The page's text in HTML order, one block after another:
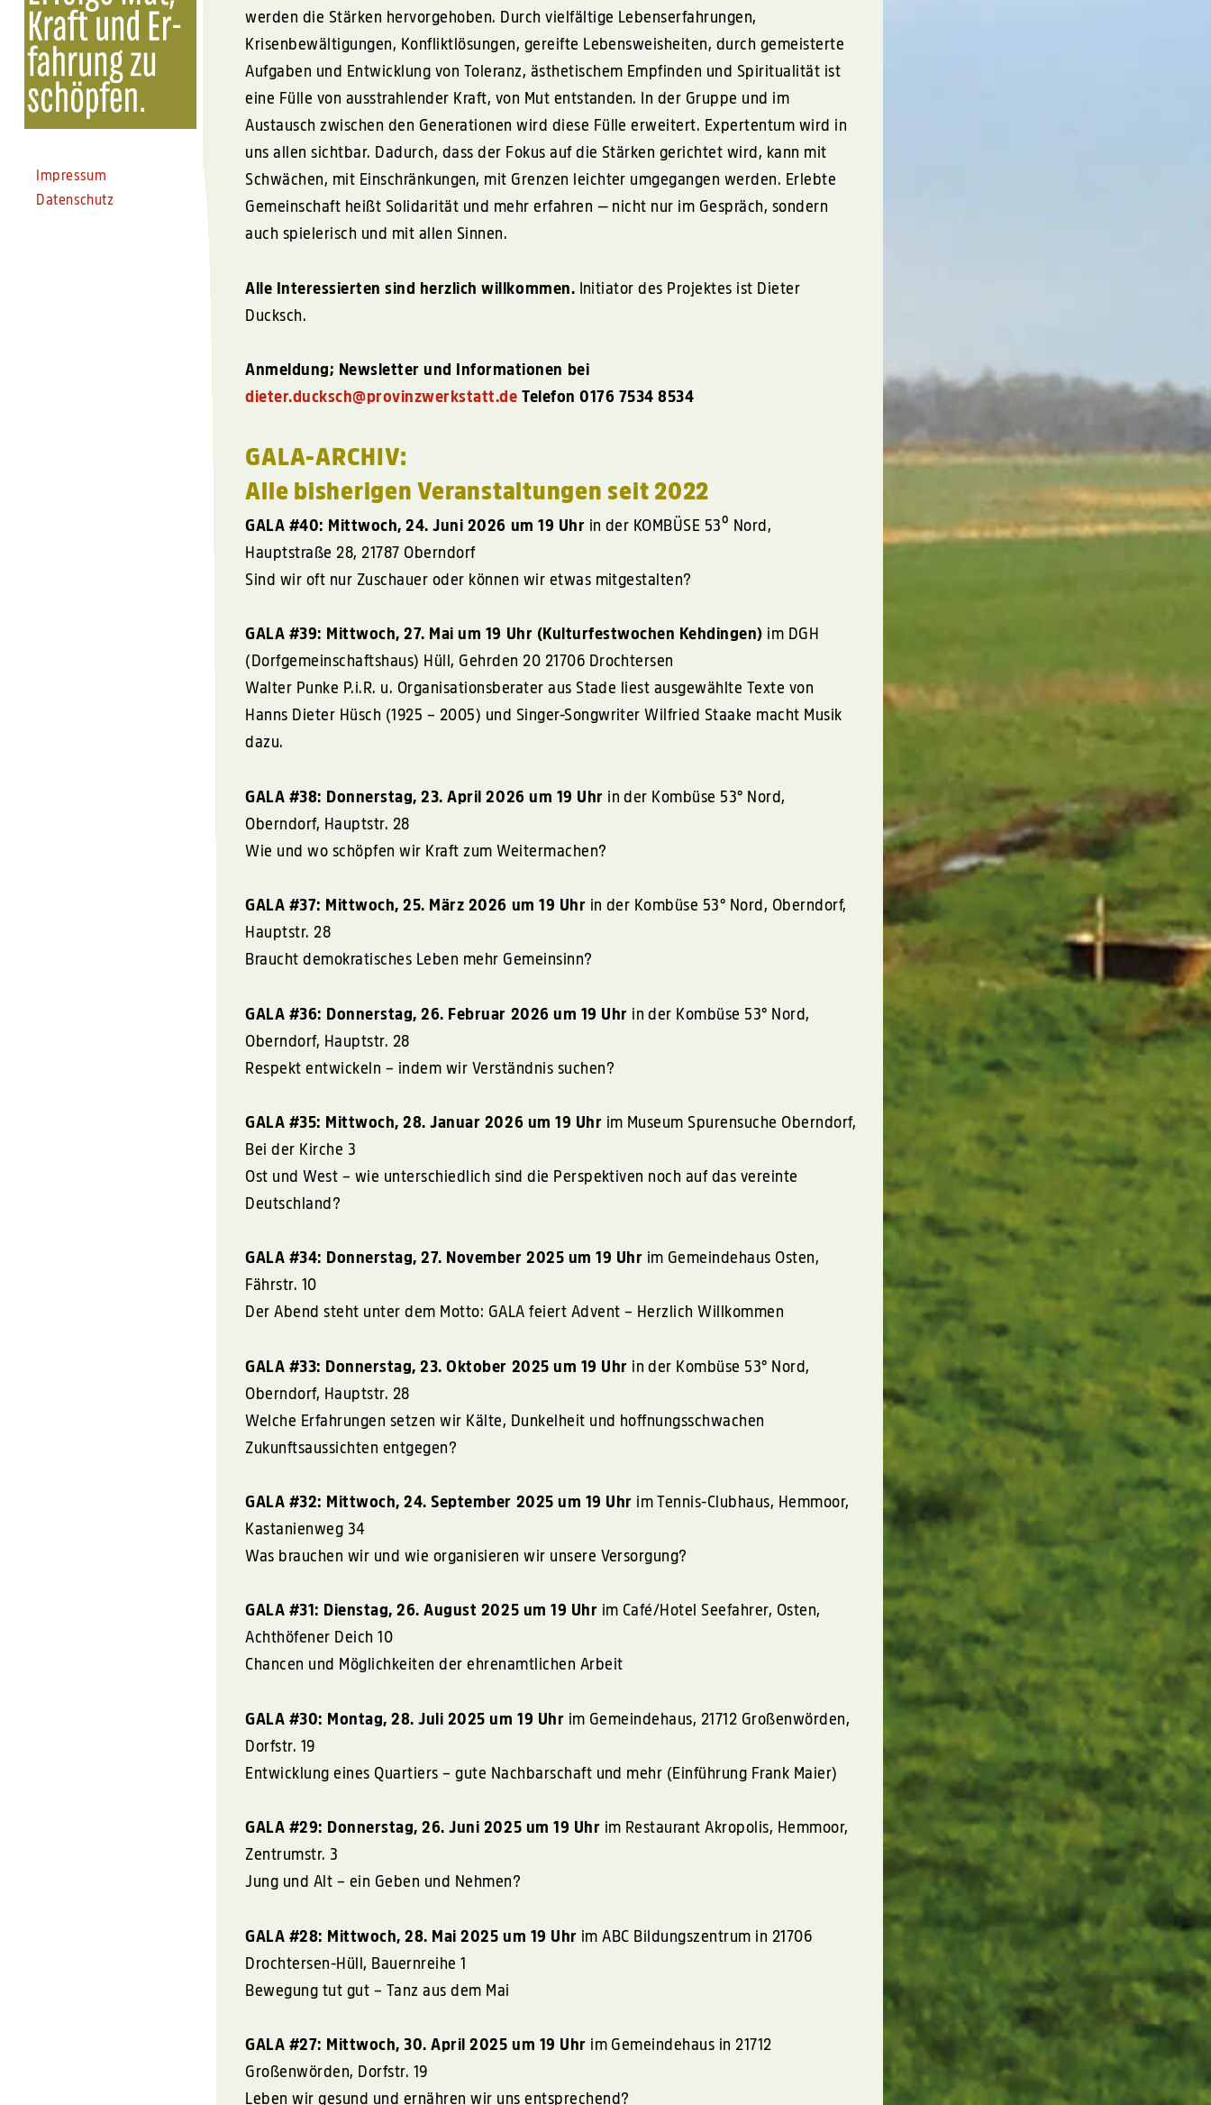
Impressum
Datenschutz
werden die Stärken hervorgehoben. Durch vielfältige Lebenserfahrungen,
Krisenbewältigungen, Konfliktlösungen, gereifte Lebensweisheiten, durch gemeisterte
Aufgaben und Entwicklung von Toleranz, ästhetischem Empfinden und Spiritualität ist
eine Fülle von ausstrahlender Kraft, von Mut entstanden. In der Gruppe und im
Austausch zwischen den Generationen wird diese Fülle erweitert. Expertentum wird in
uns allen sichtbar. Dadurch, dass der Fokus auf die Stärken gerichtet wird, kann mit
Schwächen, mit Einschränkungen, mit Grenzen leichter umgegangen werden. Erlebte
Gemeinschaft heißt Solidarität und mehr erfahren — nicht nur im Gespräch, sondern
auch spielerisch und mit allen Sinnen.
Alle Interessierten sind herzlich willkommen. Initiator des Projektes ist Dieter
Ducksch.
Anmeldung; Newsletter und Informationen bei
dieter.ducksch@provinzwerkstatt.de Telefon 0176 7534 8534
GALA-ARCHIV:
Alle bisherigen Veranstaltungen seit 2022
GALA #40: Mittwoch, 24. Juni 2026 um 19 Uhr in der KOMBÜSE 53º Nord,
Hauptstraße 28, 21787 Oberndorf
Sind wir oft nur Zuschauer oder können wir etwas mitgestalten?
GALA #39: Mittwoch, 27. Mai um 19 Uhr (Kulturfestwochen Kehdingen) im DGH
(Dorfgemeinschaftshaus) Hüll, Gehrden 20 21706 Drochtersen
Walter Punke P.i.R. u. Organisationsberater aus Stade liest ausgewählte Texte von
Hanns Dieter Hüsch (1925 – 2005) und Singer-Songwriter Wilfried Staake macht Musik
dazu.
GALA #38: Donnerstag, 23. April 2026 um 19 Uhr in der Kombüse 53° Nord,
Oberndorf, Hauptstr. 28
Wie und wo schöpfen wir Kraft zum Weitermachen?
GALA #37: Mittwoch, 25. März 2026 um 19 Uhr in der Kombüse 53° Nord, Oberndorf,
Hauptstr. 28
Braucht demokratisches Leben mehr Gemeinsinn?
GALA #36: Donnerstag, 26. Februar 2026 um 19 Uhr in der Kombüse 53° Nord,
Oberndorf, Hauptstr. 28
Respekt entwickeln – indem wir Verständnis suchen?
GALA #35: Mittwoch, 28. Januar 2026 um 19 Uhr im Museum Spurensuche Oberndorf,
Bei der Kirche 3
Ost und West – wie unterschiedlich sind die Perspektiven noch auf das vereinte
Deutschland?
GALA #34: Donnerstag, 27. November 2025 um 19 Uhr im Gemeindehaus Osten,
Fährstr. 10
Der Abend steht unter dem Motto: GALA feiert Advent – Herzlich Willkommen
GALA #33: Donnerstag, 23. Oktober 2025 um 19 Uhr in der Kombüse 53° Nord,
Oberndorf, Hauptstr. 28
Welche Erfahrungen setzen wir Kälte, Dunkelheit und hoffnungsschwachen
Zukunftsaussichten entgegen?
GALA #32: Mittwoch, 24. September 2025 um 19 Uhr im Tennis-Clubhaus, Hemmoor,
Kastanienweg 34
Was brauchen wir und wie organisieren wir unsere Versorgung?
GALA #31: Dienstag, 26. August 2025 um 19 Uhr im Café/Hotel Seefahrer, Osten,
Achthöfener Deich 10
Chancen und Möglichkeiten der ehrenamtlichen Arbeit
GALA #30: Montag, 28. Juli 2025 um 19 Uhr im Gemeindehaus, 21712 Großenwörden,
Dorfstr. 19
Entwicklung eines Quartiers – gute Nachbarschaft und mehr (Einführung Frank Maier)
GALA #29: Donnerstag, 26. Juni 2025 um 19 Uhr im Restaurant Akropolis, Hemmoor,
Zentrumstr. 3
Jung und Alt – ein Geben und Nehmen?
GALA #28: Mittwoch, 28. Mai 2025 um 19 Uhr im ABC Bildungszentrum in 21706
Drochtersen-Hüll, Bauernreihe 1
Bewegung tut gut – Tanz aus dem Mai
GALA #27: Mittwoch, 30. April 2025 um 19 Uhr im Gemeindehaus in 21712
Großenwörden, Dorfstr. 19
Leben wir gesund und ernähren wir uns entsprechend?